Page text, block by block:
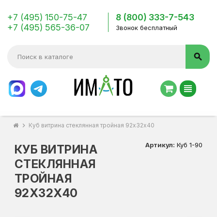
+7 (495) 150-75-47
+7 (495) 565-36-07
8 (800) 333-7-543
Звонок бесплатный
search
view_headline
chevron_right Куб витрина стеклянная тройная 92х32х40
КУБ ВИТРИНА
СТЕКЛЯННАЯ
ТРОЙНАЯ
92Х32Х40
Артикул: Куб 1-90